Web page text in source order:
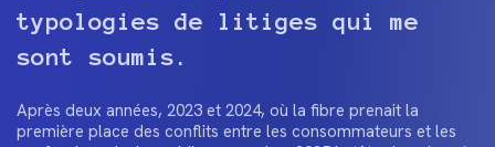
typologies de litiges qui me
sont soumis.
Après deux années, 2023 et 2024, où la fibre prenait la
première place des conflits entre les consommateurs et les